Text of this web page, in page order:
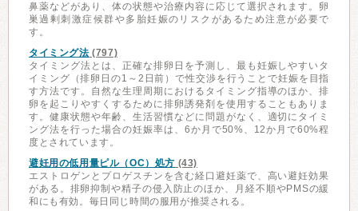
鼻薬などがあり、体の状態や治療内容に応じて選択されます。卵
巣過剰刺激症候群や多胎妊娠のリスクがあるため注意が必要で
す。
タイミング法 (797)
タイミング法とは、正確な排卵日を予測し、最も妊娠しやすいタ
イミング（排卵日の1～2日前）で性交渉を行うことで妊娠を目指
す方法です。自然な生理周期におけるタイミング指導のほか、排
卵を起こりやすくするために排卵誘発剤を使用することもありま
す。健康状態や年齢、生活習慣などに問題がなく、適切にタイミ
ング法を行った場合の妊娠率は、6か月で50%、12か月で60%程
度とされています。
避妊用の低用量ピル（OC）処方 (43)
エストロゲンとプロゲスチンを含む経口避妊薬で、高い避妊効果
がある。排卵抑制や精子の侵入防止のほか、月経不順やPMSの緩
和にも有効。毎日同じ時間の服用が推奨される。